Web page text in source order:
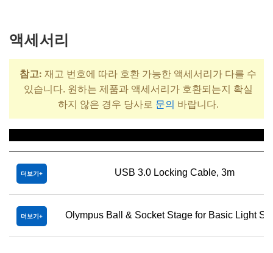
액세서리
참고: 재고 번호에 따라 호환 가능한 액세서리가 다를 수
있습니다. 원하는 제품과 액세서리가 호환되는지 확실
하지 않은 경우 당사로 문의 바랍니다.
더보기 USB 3.0 Locking Cable, 3m
더보기 Olympus Ball & Socket Stage for Basic Light